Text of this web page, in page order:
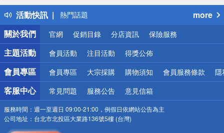
活動快訊
得獎公告
熱門話題
銀行優惠
偏遠地區配送
詐騙網頁！請小心！
more
關於我們
官網 促銷目錄 分店資訊 保險服務
主題活動 會員活動 注目活動 得獎公佈
會員專區 會員專區 大宗採購 購物須知 會員服務條款 隱
客服中心 常見問題 服務公告 意見信箱
服務時間： 週一至週日 09:00-21:00，例假日依網站公告為主
公司地址： 台北市北投區大業路136號5樓 (台灣)